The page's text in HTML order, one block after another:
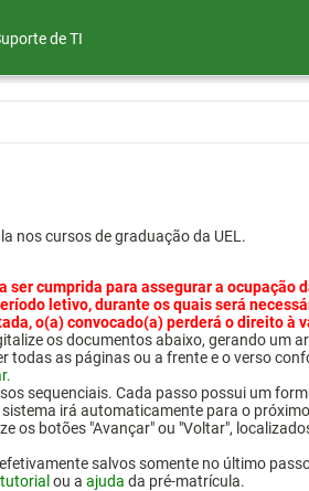
de TI
nos cursos de graduação da UEL.
ser cumprida para assegurar a
letivo, durante os quais será
o(a) convocado(a) perderá o direito à
os documentos abaixo, gerando um
todas as páginas ou a frente e o verso
sequenciais. Cada passo possui um
irá automaticamente para o
os botões "Avançar" ou "Voltar",
salvos somente no último
tutorial ou a ajuda da pré-matrícula.